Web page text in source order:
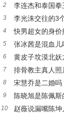
由来
2
李连杰和泰国拳
厉害吗？
3
李光洙交往的3
看的电视名单
4
快男超女的身
谁？
5
张冰茜是混血
照片
6
黄皮子坟漠北
么
7
排骨教主真人
的？
8 宋慧乔是二婚
9
陈晓旭是陈佩
乳腺癌不治疗
10
赵薇说漏嘴陈